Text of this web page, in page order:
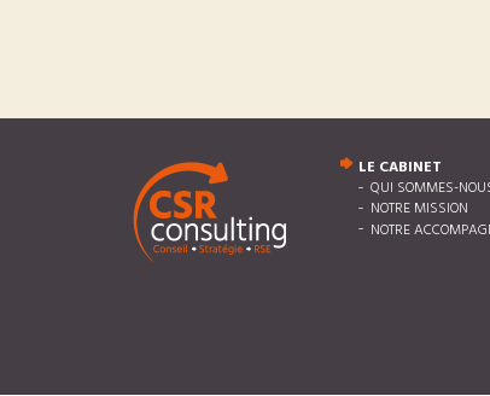
LE CABINET
QUI SOMMES-
NOTRE MISSION
NOTRE